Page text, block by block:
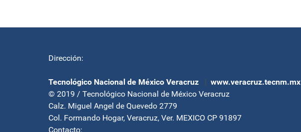
Dirección:
Tecnológico Nacional de México Veracruz | www.veracruz.tecnm.mx
© 2019 / Tecnológico Nacional de México Veracruz
Calz. Miguel Angel de Quevedo 2779
Col. Formando Hogar, Veracruz, Ver. MEXICO CP 91897
Contacto: